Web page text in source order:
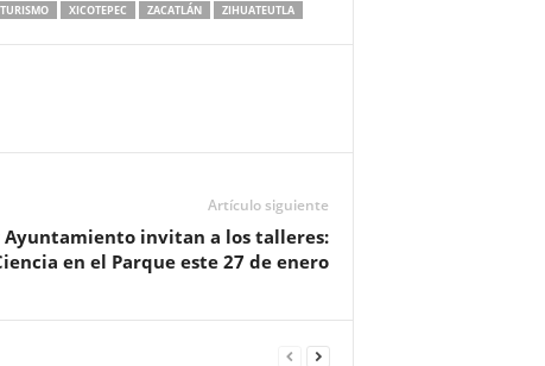
TURISMO XICOTEPEC ZACATLÁN ZIHUATEUTLA
Artículo siguiente
y Ayuntamiento invitan a los talleres:
en el Parque este 27 de enero